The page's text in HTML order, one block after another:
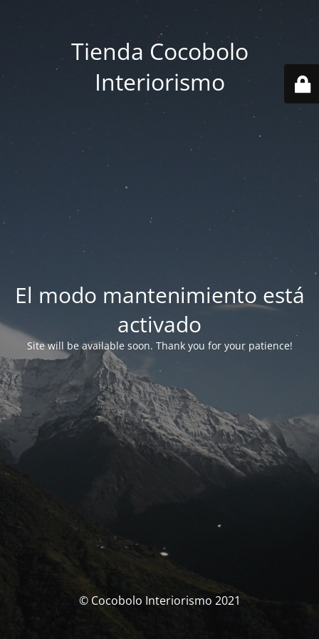
Tienda Cocobolo
Interiorismo
El modo mantenimiento está
activado
Site will be available soon. Thank you for your patience!
© Cocobolo Interiorismo 2021